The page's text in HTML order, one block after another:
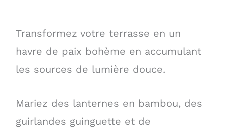
Transformez votre terrasse en un
havre de paix bohème en accumulant
les sources de lumière douce.
Mariez des lanternes en bambou, des
guirlandes guinguette et de